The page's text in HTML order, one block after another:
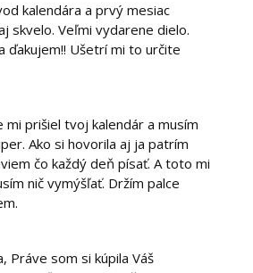
kalendára a prvý mesiac
skvelo. Veľmi vydarene dielo.
ďakujem!! Ušetrí mi to určite
mi prišiel tvoj kalendár a musím
Ako si hovorila aj ja patrím
čo každý deň písať. A toto mi
nič vymýšľať. Držím palce
Práve som si kúpila Váš